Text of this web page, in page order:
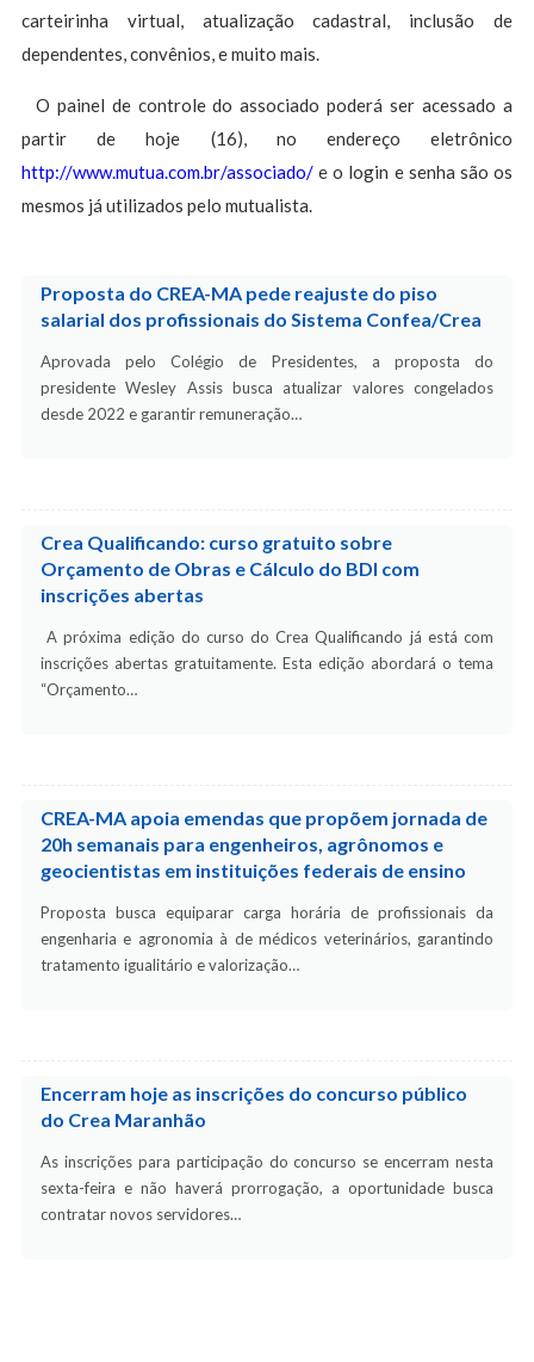
carteirinha virtual, atualização cadastral, inclusão de
dependentes, convênios, e muito mais.
O painel de controle do associado poderá ser acessado a
partir de hoje (16), no endereço eletrônico
http://www.mutua.com.br/associado/e o login e senha são os
mesmos já utilizados pelo mutualista.
Proposta do CREA-MA pede reajuste do piso
salarial dos profissionais do Sistema Confea/Crea
Aprovada pelo Colégio de Presidentes, a proposta do
presidente Wesley Assis busca atualizar valores congelados
desde 2022 e garantir remuneração…
Crea Qualificando: curso gratuito sobre
Orçamento de Obras e Cálculo do BDI com
inscrições abertas
A próxima edição do curso do Crea Qualificando já está com
inscrições abertas gratuitamente. Esta edição abordará o tema
“Orçamento…
CREA-MA apoia emendas que propõem jornada de
20h semanais para engenheiros, agrônomos e
geocientistas em instituições federais de ensino
Proposta busca equiparar carga horária de profissionais da
engenharia e agronomia à de médicos veterinários, garantindo
tratamento igualitário e valorização…
Encerram hoje as inscrições do concurso público
do Crea Maranhão
As inscrições para participação do concurso se encerram nesta
sexta-feira e não haverá prorrogação, a oportunidade busca
contratar novos servidores…